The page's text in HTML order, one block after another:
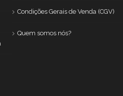
Condições Gerais de Venda (CGV)
Quem somos nós?